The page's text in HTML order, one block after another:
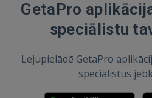
GetaPro
speciālistu
Lejupielādē GetaPro
speciālistus